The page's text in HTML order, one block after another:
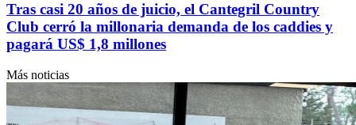
Tras casi 20 años de juicio, el Cantegril Country
Club cerró la millonaria demanda de los caddies y
pagará US$ 1,8 millones
Más noticias